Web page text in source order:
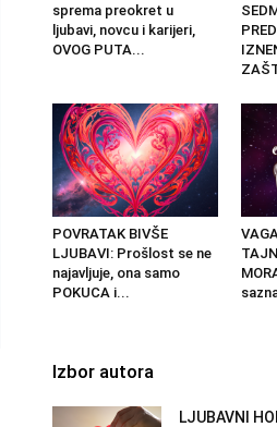
sprema preokret u
ljubavi, novcu i karijeri,
OVOG PUTA...
POVRATAK BIVŠE
LJUBAVI: Prošlost se ne
najavljuje, ona samo
POKUCA i...
Izbor autora
LJUBAVNI